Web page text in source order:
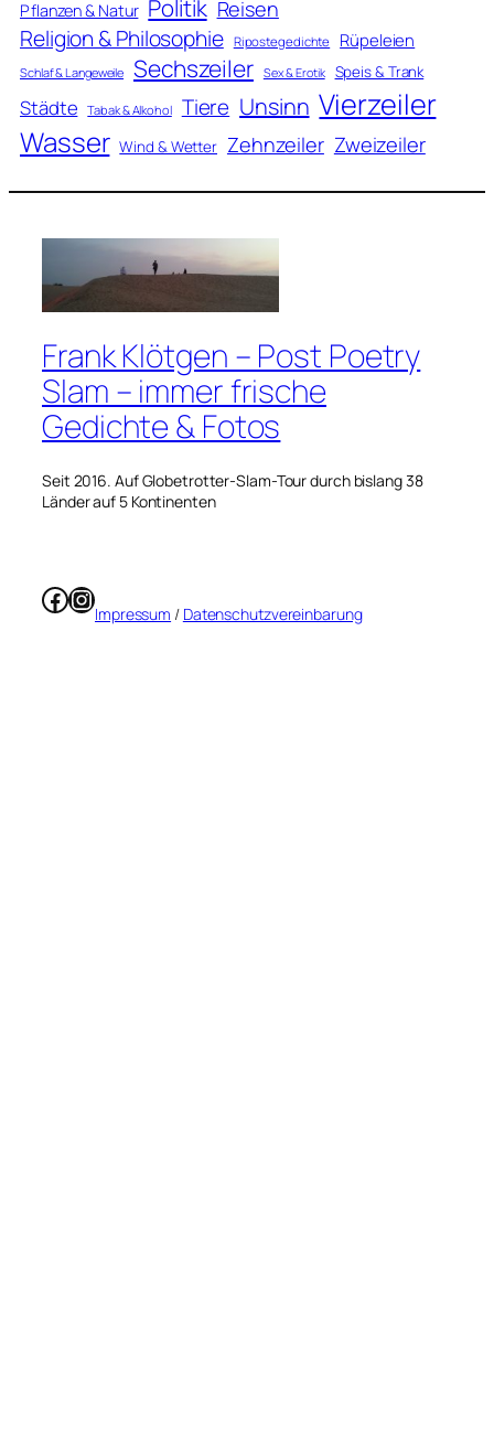
Pflanzen & Natur Politik Reisen
Religion & Philosophie Ripostegedichte Rüpeleien
Schlaf & Langeweile Sechszeiler Sex & Erotik Speis & Trank
Städte Tabak & Alkohol Tiere Unsinn Vierzeiler
Wasser Wind & Wetter Zehnzeiler Zweizeiler
Frank Klötgen – Post Poetry
Slam – immer frische
Gedichte & Fotos
Seit 2016. Auf Globetrotter-Slam-Tour durch bislang 38
Länder auf 5 Kontinenten
Facebook
Instagram
Impressum / Datenschutzvereinbarung